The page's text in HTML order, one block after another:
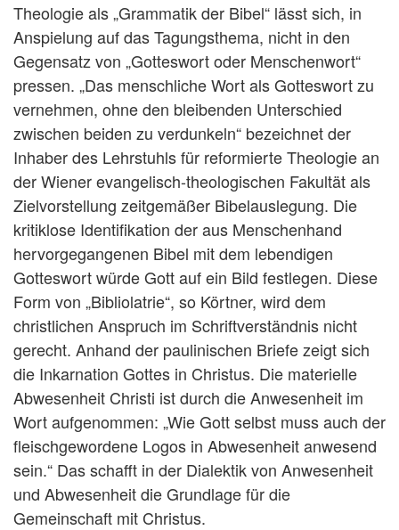
Theologie als „Grammatik der Bibel“ lässt sich, in
Anspielung auf das Tagungsthema, nicht in den
Gegensatz von „Gotteswort oder Menschenwort“
pressen. „Das menschliche Wort als Gotteswort zu
vernehmen, ohne den bleibenden Unterschied
zwischen beiden zu verdunkeln“ bezeichnet der
Inhaber des Lehrstuhls für reformierte Theologie an
der Wiener evangelisch-theologischen Fakultät als
Zielvorstellung zeitgemäßer Bibelauslegung. Die
kritiklose Identifikation der aus Menschenhand
hervorgegangenen Bibel mit dem lebendigen
Gotteswort würde Gott auf ein Bild festlegen. Diese
Form von „Bibliolatrie“, so Körtner, wird dem
christlichen Anspruch im Schriftverständnis nicht
gerecht. Anhand der paulinischen Briefe zeigt sich
die Inkarnation Gottes in Christus. Die materielle
Abwesenheit Christi ist durch die Anwesenheit im
Wort aufgenommen: „Wie Gott selbst muss auch der
fleischgewordene Logos in Abwesenheit anwesend
sein.“ Das schafft in der Dialektik von Anwesenheit
und Abwesenheit die Grundlage für die
Gemeinschaft mit Christus.